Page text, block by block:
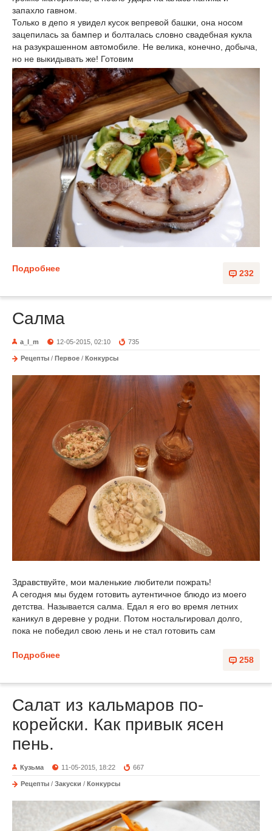
запахло гавном.
Только в депо я увидел кусок вепревой башки, она носом
зацепилась за бампер и болталась словно свадебная кукла
на разукрашенном автомобиле. Не велика, конечно, добыча,
но не выкидывать же! Готовим
232
Подробнее
Салма
a_l_m 12-05-2015, 02:10 735
Рецепты / Первое / Конкурсы
Здравствуйте, мои маленькие любители пожрать!
А сегодня мы будем готовить аутентичное блюдо из моего
детства. Называется салма. Едал я его во время летних
каникул в деревне у родни. Потом ностальгировал долго,
пока не победил свою лень и не стал готовить сам
258
Подробнее
Салат из кальмаров по-
корейски. Как привык ясен
пень.
Кузьма 11-05-2015, 18:22 667
Рецепты / Закуски / Конкурсы